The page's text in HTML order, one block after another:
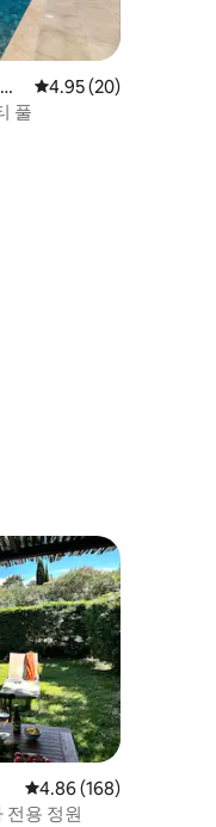
평점 4.95점(5점 만점),
4.95 (20)
풀
평점 4.86점(5점 만점),
4.86 (168)
전용 정원